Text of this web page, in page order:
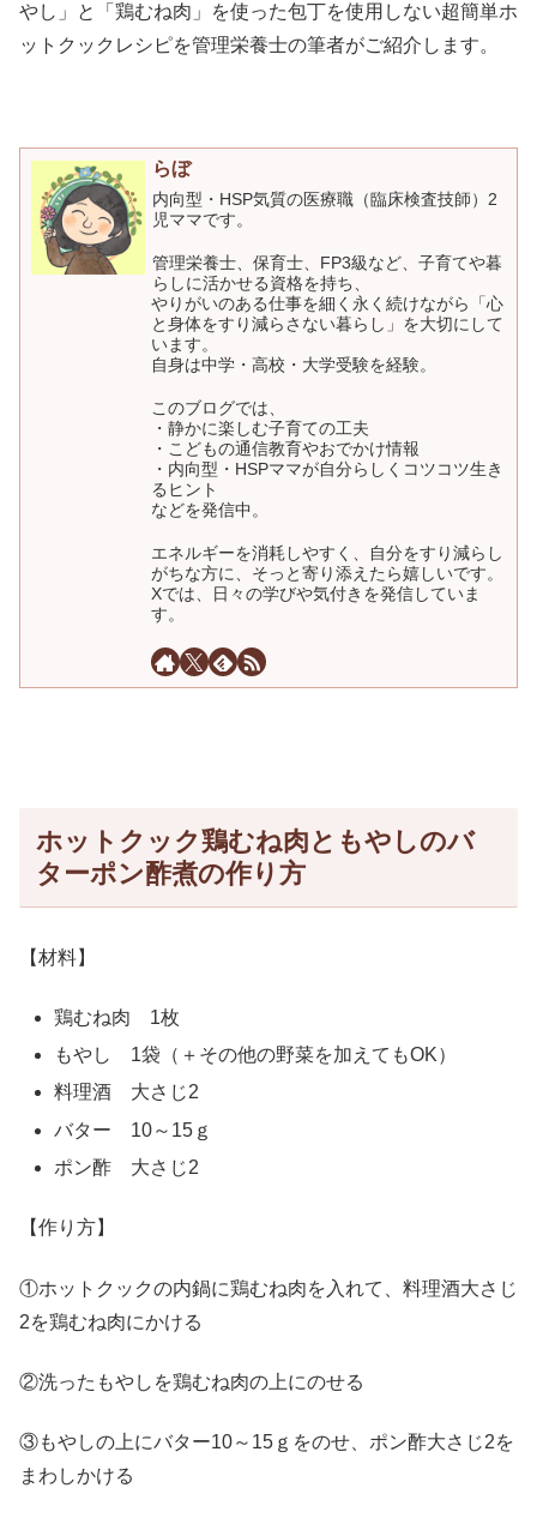
やし」と「鶏むね肉」を使った包丁を使用しない超簡単ホ
ットクックレシピを管理栄養士の筆者がご紹介します。
らぼ
内向型・HSP気質の医療職（臨床検査技師）2
児ママです。
管理栄養士、保育士、FP3級など、子育てや暮
らしに活かせる資格を持ち、
やりがいのある仕事を細く永く続けながら「心
と身体をすり減らさない暮らし」を大切にして
います。
自身は中学・高校・大学受験を経験。
このブログでは、
・静かに楽しむ子育ての工夫
・こどもの通信教育やおでかけ情報
・内向型・HSPママが自分らしくコツコツ生き
るヒント
などを発信中。
エネルギーを消耗しやすく、自分をすり減らし
がちな方に、そっと寄り添えたら嬉しいです。
Xでは、日々の学びや気付きを発信していま
す。
ホットクック鶏むね肉ともやしのバ
ターポン酢煮の作り方
【材料】
鶏むね肉 1枚
もやし 1袋（＋その他の野菜を加えてもOK）
料理酒 大さじ2
バター 10～15ｇ
ポン酢 大さじ2
【作り方】
①ホットクックの内鍋に鶏むね肉を入れて、料理酒大さじ
2を鶏むね肉にかける
②洗ったもやしを鶏むね肉の上にのせる
③もやしの上にバター10～15ｇをのせ、ポン酢大さじ2を
まわしかける